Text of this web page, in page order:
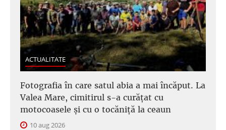
ACTUALITATE
Fotografia în care satul abia a mai încăput. La
Valea Mare, cimitirul s-a curățat cu
motocoasele și cu o tocăniță la ceaun
10 aug 2026